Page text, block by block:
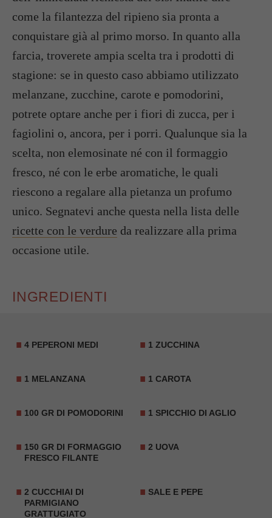
come la filantezza del ripieno sia pronta a
conquistare già al primo morso. In quanto alla
farcia, troverete ampia scelta tra i prodotti di
stagione: se in questo caso abbiamo utilizzato
melanzane, zucchine, carote e pomodorini,
potrete optare anche per i fiori di zucca, per i
fagiolini o, ancora, per i porri. Qualunque sia la
scelta, non elemosinate né con il formaggio
fresco, né con le erbe aromatiche, le quali
riescono a regalare alla pietanza un profumo
unico. Segnatevi anche questa nella lista delle
ricette con le verdure da realizzare alla prima
occasione utile.
INGREDIENTI
4 PEPERONI MEDI 1 ZUCCHINA
1 MELANZANA 1 CAROTA
100 GR DI POMODORINI 1 SPICCHIO DI AGLIO
150 GR DI FORMAGGIO
FRESCO FILANTE
2 UOVA
2 CUCCHIAI DI
PARMIGIANO
GRATTUGIATO
SALE E PEPE